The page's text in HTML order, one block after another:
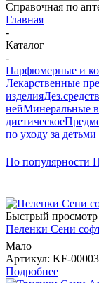
Справочная по
Главная
-
Каталог
-
Парфюмерные и
Лекарственные
изделия
нейМинеральные
диетическое
по уходу за
По популярности
Быстрый просмотр
Пеленки Сени
Мало
Артикул: KF-
Подробнее